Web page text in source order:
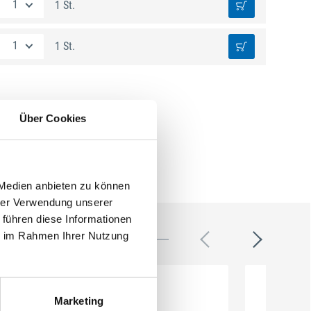
Über Cookies
anbieten zu können
Verwendung unserer
diese Informationen
Rahmen Ihrer Nutzung
Marketing
1 St.
1 St.